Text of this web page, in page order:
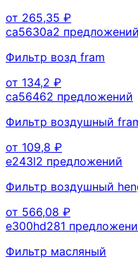
от 265,35 ₽
ca5630a2 предложений
Фильтр возд fram
от 134,2 ₽
ca56462 предложений
Фильтр воздушный
от 109,8 ₽
e243l2 предложений
Фильтр воздушный
от 566,08 ₽
e300hd281
Фильтр масляный